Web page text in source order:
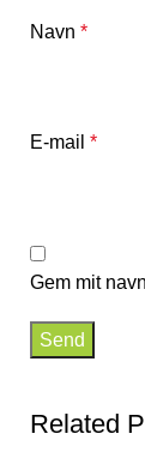
Navn *
E-mail *
Gem mit
Related